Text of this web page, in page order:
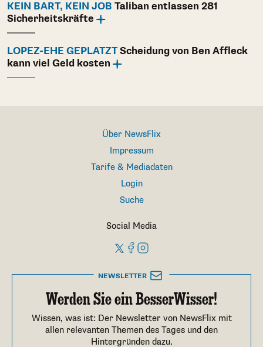
KEIN BART, KEIN JOB Taliban entlassen 281
Sicherheitskräfte
LOPEZ-EHE GEPLATZTScheidung von Ben Affleck
kann viel Geld kosten
Über NewsFlix
Impressum
Tarife & Mediadaten
Login
Suche
Social Media
NEWSLETTER
Werden Sie ein BesserWisser!
Wissen, was ist: Der Newsletter von NewsFlix mit
allen relevanten Themen des Tages und den
Hintergründen dazu.